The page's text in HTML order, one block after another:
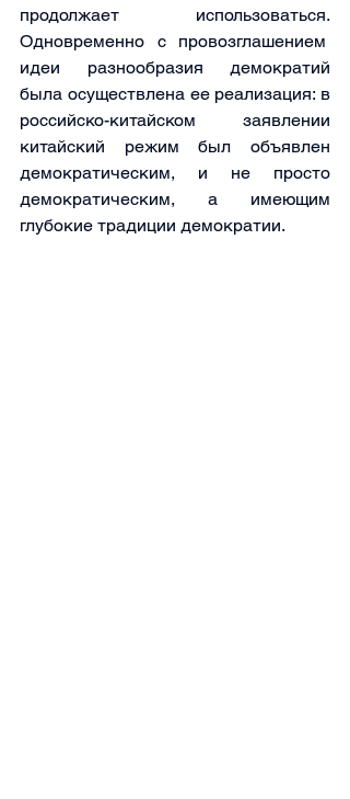
продолжает использоваться.
Одновременно с провозглашением
идеи разнообразия демократий
была осуществлена ее реализация: в
российско-китайском заявлении
китайский режим был объявлен
демократическим, и не просто
демократическим, а имеющим
глубокие традиции демократии.